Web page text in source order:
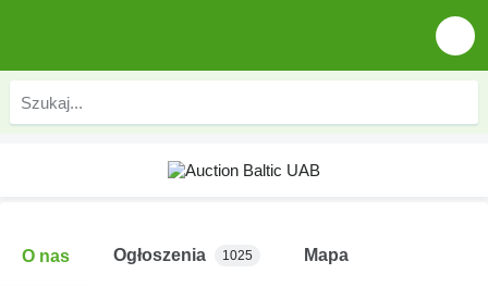
O nas Ogłoszenia 1025 Mapa